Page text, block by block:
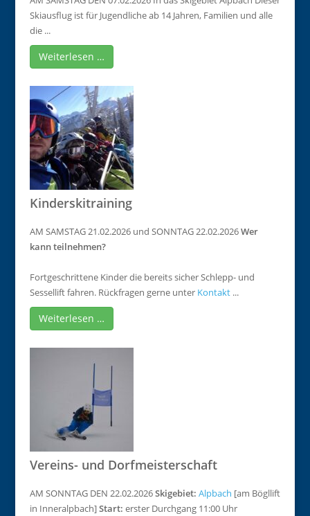
Skiausflug ist für Jugendliche ab 14 Jahren, Familien und alle
die ...
Weiterlesen …
Kinderskitraining
AM SAMSTAG 21.02.2026 und SONNTAG 22.02.2026Wer
kann teilnehmen?
Fortgeschrittene Kinder die bereits sicher Schlepp- und
Sessellift fahren. Rückfragen gerne unter Kontakt...
Weiterlesen …
Vereins- und Dorfmeisterschaft
AM SONNTAG DEN 22.02.2026Skigebiet: Alpbach [am Bögllift
in Inneralpbach]Start: erster Durchgang 11:00 Uhr